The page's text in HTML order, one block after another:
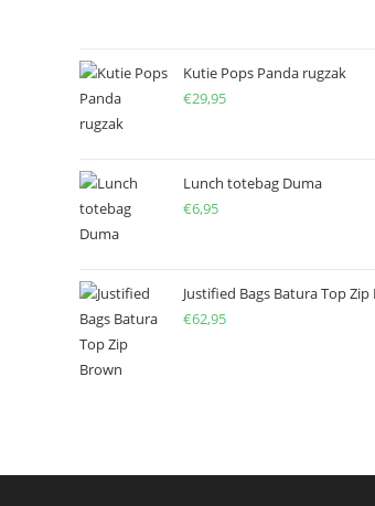
Kutie Pops Panda rugzak
€29,95
Lunch totebag Duma
€6,95
Justified Bags Batura Top Zip
€62,95